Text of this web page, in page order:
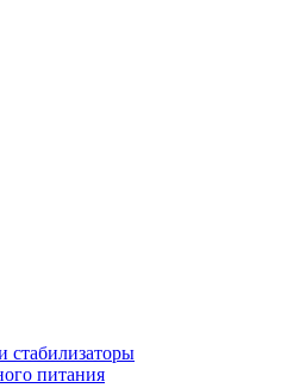
стабилизаторы
питания